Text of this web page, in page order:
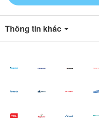
Thông tin khác